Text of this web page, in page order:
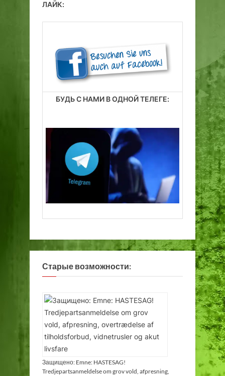
ЛАЙК:
БУДЬ С НАМИ В ОДНОЙ ТЕЛЕГЕ:
Старые возможности:
Защищено: Emne: HASTESAG!
Tredjepartsanmeldelse om grov vold, afpresning,